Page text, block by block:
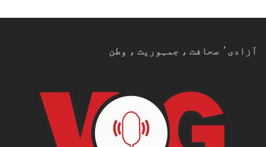
آزادیٴ صحافت ، جمہوریت ، وطن